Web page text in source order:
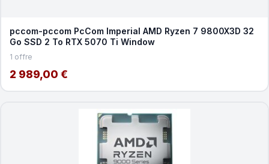
pccom-pccom PcCom Imperial AMD Ryzen 7 9800X3D 32
Go SSD 2 To RTX 5070 Ti Window
1 offre
2 989,00 €